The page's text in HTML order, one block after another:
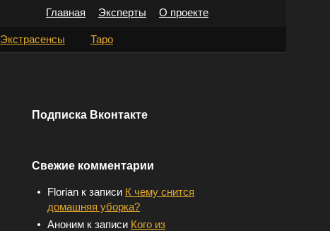
Главная Эксперты О проекте
Экстрасенсы Таро
Подписка Вконтакте
Свежие комментарии
Florian к записи К чему снится
домашняя уборка?
Аноним к записи Кого из